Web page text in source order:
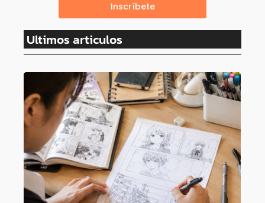
Inscríbete
Ultimos articulos